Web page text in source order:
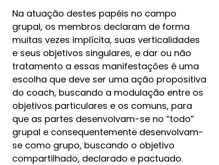
Na atuação destes papéis no campo
grupal, os membros declaram de forma
muitas vezes implícita, suas verticalidades
e seus objetivos singulares, e dar ou não
tratamento a essas manifestações é uma
escolha que deve ser uma ação propositiva
do coach, buscando a modulação entre os
objetivos particulares e os comuns, para
que as partes desenvolvam-se no “todo”
grupal e consequentemente desenvolvam-
se como grupo, buscando o objetivo
compartilhado, declarado e pactuado.